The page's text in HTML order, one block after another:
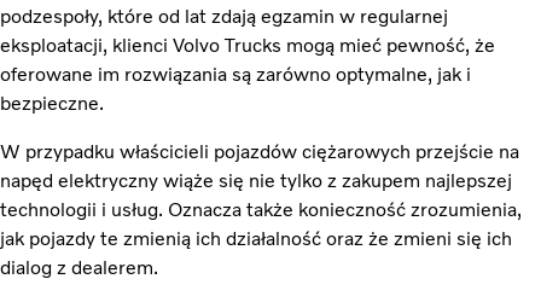
podzespoły, które od lat zdają egzamin w regularnej
eksploatacji, klienci Volvo Trucks mogą mieć pewność, że
oferowane im rozwiązania są zarówno optymalne, jak i
bezpieczne.
W przypadku właścicieli pojazdów ciężarowych przejście na
napęd elektryczny wiąże się nie tylko z zakupem najlepszej
technologii i usług. Oznacza także konieczność zrozumienia,
jak pojazdy te zmienią ich działalność oraz że zmieni się ich
dialog z dealerem.